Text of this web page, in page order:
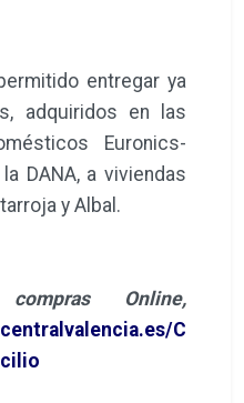
entregar ya
adquiridos en las
Euronics-
DANA, a viviendas
y Albal.
Online,
C